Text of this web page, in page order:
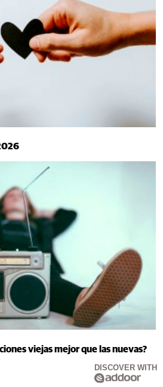
viejas mejor que las nuevas?
DISCOVER WITH